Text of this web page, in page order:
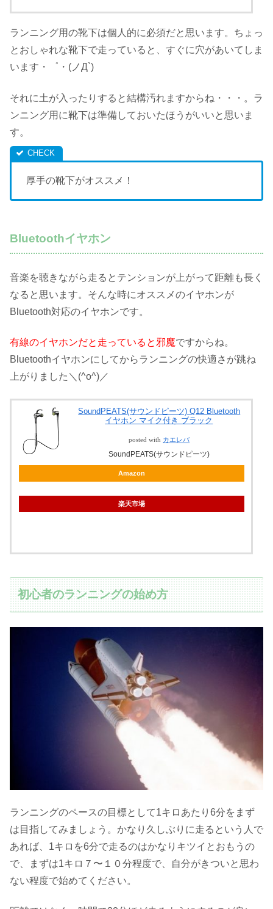
ランニング用の靴下は個人的に必須だと思います。ちょっ
とおしゃれな靴下で走っていると、すぐに穴があいてしま
います・゜・(ノД`)
それに土が入ったりすると結構汚れますからね・・・。ラ
ンニング用に靴下は準備しておいたほうがいいと思いま
す。
厚手の靴下がオススメ！
Bluetoothイヤホン
音楽を聴きながら走るとテンションが上がって距離も長く
なると思います。そんな時にオススメのイヤホンが
Bluetooth対応のイヤホンです。
有線のイヤホンだと走っていると邪魔ですからね。
Bluetoothイヤホンにしてからランニングの快適さが跳ね
上がりました＼(^o^)／
SoundPEATS(サウンドピーツ) Q12 Bluetooth
イヤホン マイク付き ブラック
posted with カエレバ
SoundPEATS(サウンドピーツ)
Amazon
楽天市場
初心者のランニングの始め方
ランニングのペースの目標として1キロあたり6分をまず
は目指してみましょう。かなり久しぶりに走るという人で
あれば、1キロを6分で走るのはかなりキツイとおもうの
で、まずは1キロ７〜１０分程度で、自分がきついと思わ
ない程度で始めてください。